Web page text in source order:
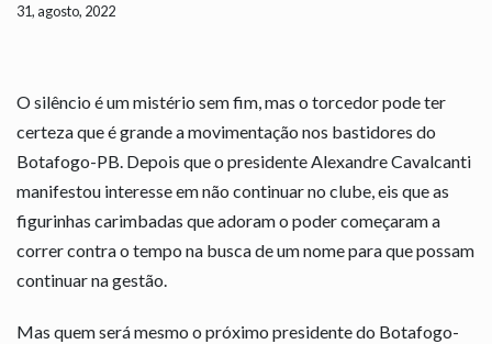
31, agosto, 2022
O silêncio é um mistério sem fim, mas o torcedor pode ter
certeza que é grande a movimentação nos bastidores do
Botafogo-PB. Depois que o presidente Alexandre Cavalcanti
manifestou interesse em não continuar no clube, eis que as
figurinhas carimbadas que adoram o poder começaram a
correr contra o tempo na busca de um nome para que possam
continuar na gestão.
Mas quem será mesmo o próximo presidente do Botafogo-